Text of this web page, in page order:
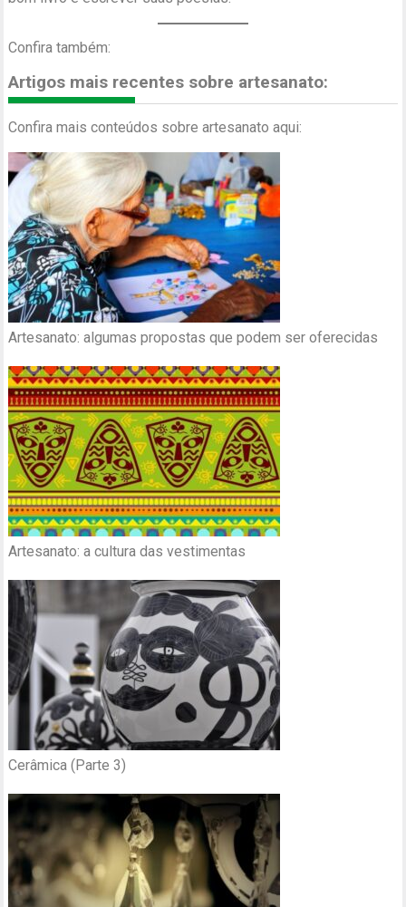
Confira também:
Artigos mais recentes sobre artesanato:
Confira mais conteúdos sobre artesanato aqui:
Artesanato: algumas propostas que podem ser oferecidas
Artesanato: a cultura das vestimentas
Cerâmica (Parte 3)